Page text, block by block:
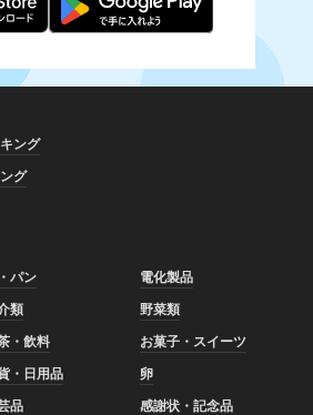
ング
グ
パン
電化製品
類
野菜類
・飲料
お菓子・スイーツ
・日用品
卵
品
感謝状・記念品